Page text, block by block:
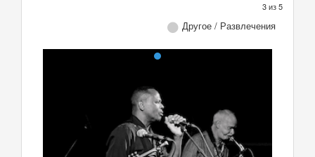
3из5
Другое / Развлечения